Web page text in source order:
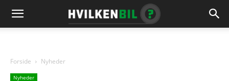
Forside Nyheder
Nyheder